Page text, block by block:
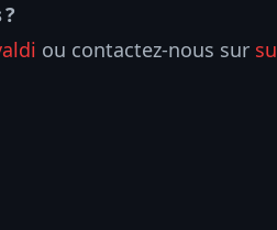
ou contactez-nous sur